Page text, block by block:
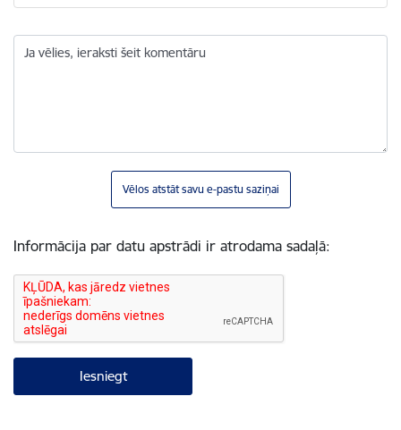
Ja vēlies, ieraksti šeit komentāru
Vēlos atstāt savu e-pastu saziņai
Informācija par datu apstrādi ir atrodama sadaļā: